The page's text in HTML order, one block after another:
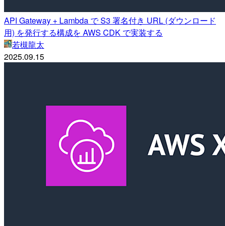
API Gateway + Lambda で S3 署名付き URL (ダウンロード
用) を発行する構成を AWS CDK で実装する
若槻龍太
2025.09.15